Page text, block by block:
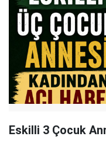
Eskilli 3 Çocuk